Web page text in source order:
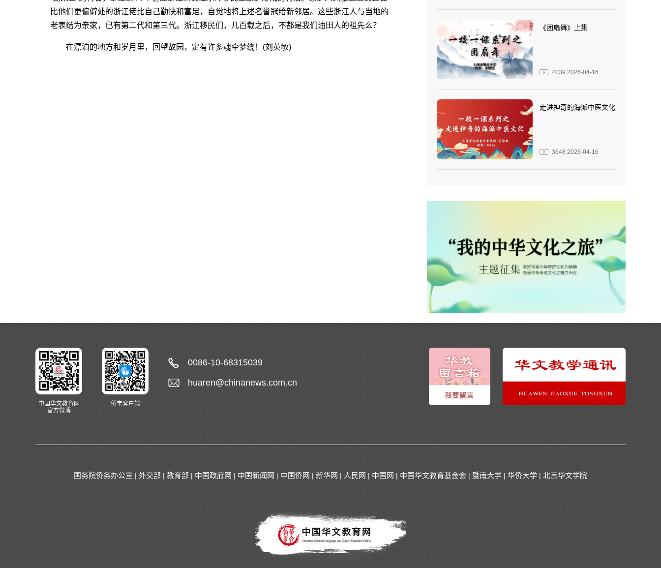
比他们更偏僻处的浙江佬比自己勤快和富足，自觉地将上述名誉冠给新邻居。这些浙江人与当地的
老表结为亲家，已有第二代和第三代。浙江移民们，几百载之后，不都是我们油田人的祖先么？
在漂泊的地方和岁月里，回望故园，定有许多魂牵梦绕！(刘英敏)
《团扇舞》上集
4039 2026-04-16
走进神奇的海派中医文化
3648 2026-04-16
中国华文教育网
官方微博
侨宝客户端
0086-10-68315039
huaren@chinanews.com.cn
国务院侨务办公室 | 外交部 | 教育部 | 中国政府网 | 中国新闻网 | 中国侨网 | 新华网 | 人民网 | 中国网 | 中国华文教育基金会 | 暨南大学 | 华侨大学 | 北京华文学院